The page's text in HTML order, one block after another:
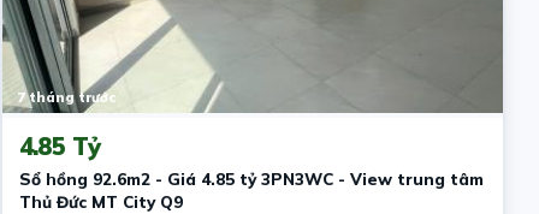
7 tháng trước
4.85 Tỷ
Sổ hồng 92.6m2 - Giá 4.85 tỷ 3PN3WC - View trung tâm
Thủ Đức MT City Q9